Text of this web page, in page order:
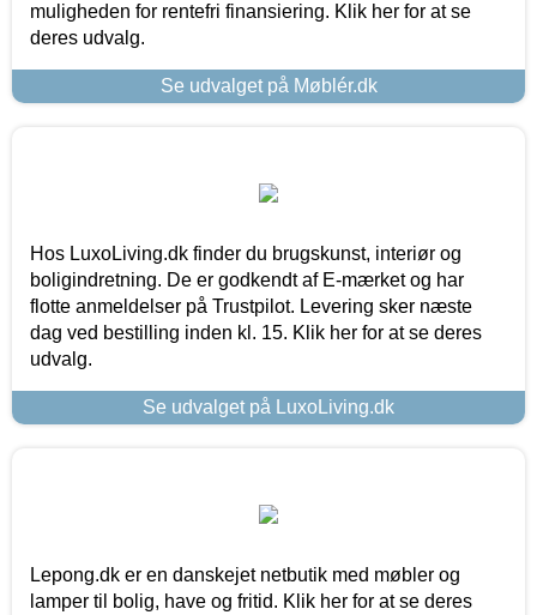
muligheden for rentefri finansiering. Klik her for at se
deres udvalg.
Se udvalget på Møblér.dk
Hos LuxoLiving.dk finder du brugskunst, interiør og
boligindretning. De er godkendt af E-mærket og har
flotte anmeldelser på Trustpilot. Levering sker næste
dag ved bestilling inden kl. 15. Klik her for at se deres
udvalg.
Se udvalget på LuxoLiving.dk
Lepong.dk er en danskejet netbutik med møbler og
lamper til bolig, have og fritid. Klik her for at se deres